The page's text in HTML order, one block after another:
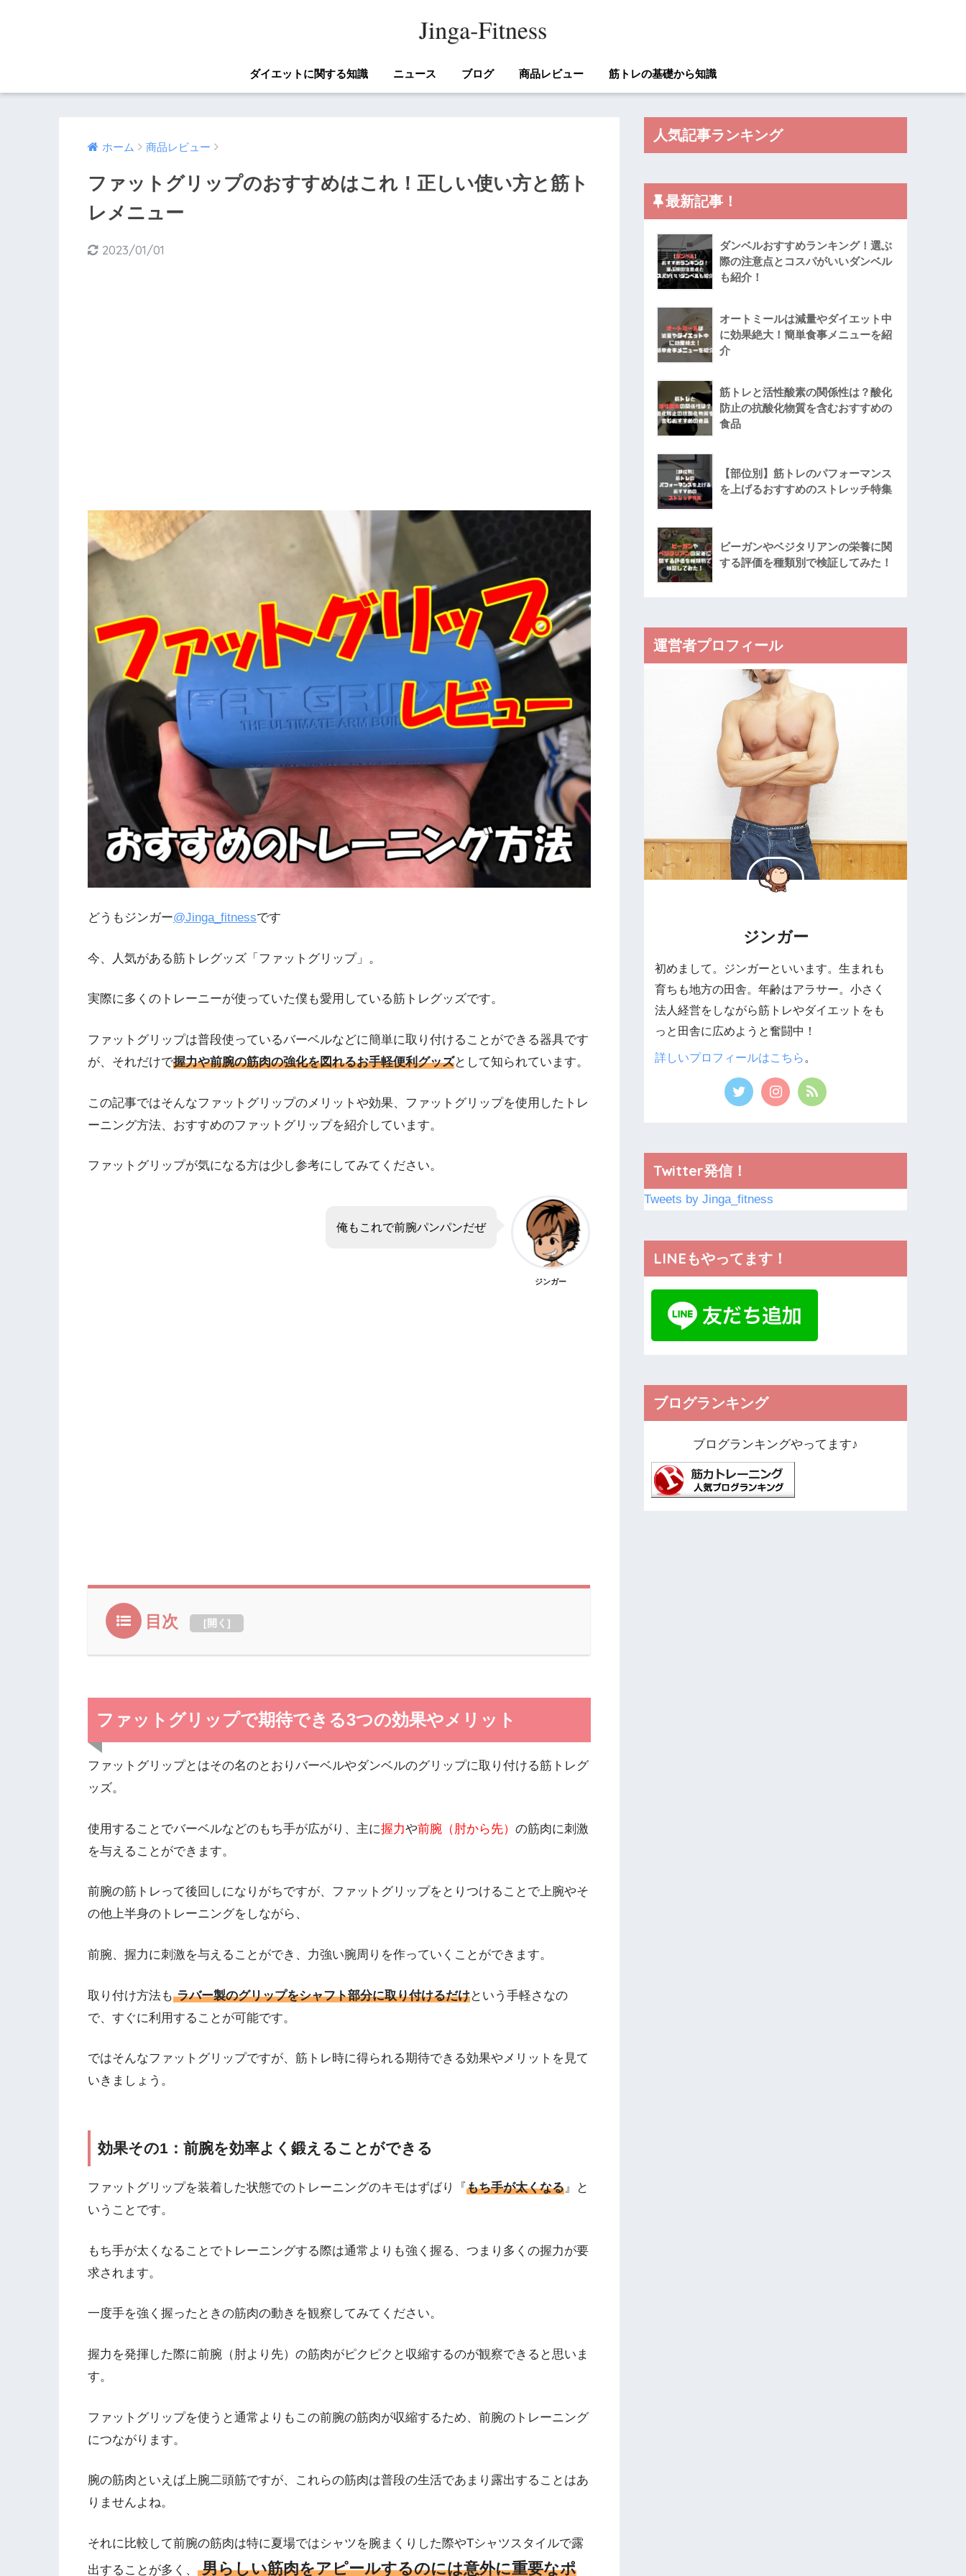
ダイエットに関する知識 ニュース ブログ 商品レビュー 筋トレの基礎から知識
ホーム 商品レビュー
ファットグリップのおすすめはこれ！正しい使い方と筋ト
レメニュー
2023/01/01
どうもジンガー@Jinga_fitnessです
今、人気がある筋トレグッズ「ファットグリップ」。
実際に多くのトレーニーが使っていた僕も愛用している筋トレグッズです。
ファットグリップは普段使っているバーベルなどに簡単に取り付けることができる器具です
が、それだけで握力や前腕の筋肉の強化を図れるお手軽便利グッズとして知られています。
この記事ではそんなファットグリップのメリットや効果、ファットグリップを使用したトレ
ーニング方法、おすすめのファットグリップを紹介しています。
ファットグリップが気になる方は少し参考にしてみてください。
俺もこれで前腕パンパンだぜ
ジンガー
目次 [開く ]
ファットグリップで期待できる3つの効果やメリット
ファットグリップとはその名のとおりバーベルやダンベルのグリップに取り付ける筋トレグ
ッズ。
使用することでバーベルなどのもち手が広がり、主に握力や前腕（肘から先） の筋肉に刺激
を与えることができます。
前腕の筋トレって後回しになりがちですが、ファットグリップをとりつけることで上腕やそ
の他上半身のトレーニングをしながら、
前腕、握力に刺激を与えることができ、力強い腕周りを作っていくことができます。
取り付け方法もラバー製のグリップをシャフト部分に取り付けるだけという手軽さなの
で、すぐに利用することが可能です。
ではそんなファットグリップですが、筋トレ時に得られる期待できる効果やメリットを見て
いきましょう。
効果その1：前腕を効率よく鍛えることができる
ファットグリップを装着した状態でのトレーニングのキモはずばり『もち手が太くなる』と
いうことです。
もち手が太くなることでトレーニングする際は通常よりも強く握る、つまり多くの握力が要
求されます。
一度手を強く握ったときの筋肉の動きを観察してみてください。
握力を発揮した際に前腕（肘より先）の筋肉がピクピクと収縮するのが観察できると思いま
す。
ファットグリップを使うと通常よりもこの前腕の筋肉が収縮するため、前腕のトレーニング
につながります。
腕の筋肉といえば上腕二頭筋ですが、これらの筋肉は普段の生活であまり露出することはあ
りませんよね。
それに比較して前腕の筋肉は特に夏場ではシャツを腕まくりした際やTシャツスタイルで露
出することが多く、
男らしい筋肉をアピールするのには意外に重要なポ
人気記事ランキング
最新記事！
ダンベルおすすめランキング！選ぶ
際の注意点とコスパがいいダンベル
も紹介！
オートミールは減量やダイエット中
に効果絶大！簡単食事メニューを紹
介
筋トレと活性酸素の関係性は？酸化
防止の抗酸化物質を含むおすすめの
食品
【部位別】筋トレのパフォーマンス
を上げるおすすめのストレッチ特集
ビーガンやベジタリアンの栄養に関
する評価を種類別で検証してみた！
運営者プロフィール
ジンガー
初めまして。ジンガーといいます。生まれも
育ちも地方の田舎。年齢はアラサー。小さく
法人経営をしながら筋トレやダイエットをも
っと田舎に広めようと奮闘中！
詳しいプロフィールはこちら 。
Twitter発信！
Tweets by Jinga_fitness
LINEもやってます！
ブログランキング
ブログランキングやってます♪